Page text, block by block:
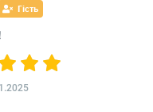
Гість